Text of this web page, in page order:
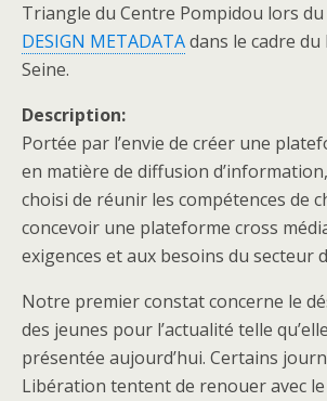
Triangle du Centre Pompidou lors du
DESIGN METADATAdans le cadre
Seine.
Description:
Portée par l’envie de créer une
en matière de diffusion
choisi de réunir les compétences de
concevoir une plateforme cross
exigences et aux besoins du secteur
Notre premier constat concerne le
des jeunes pour l’actualité telle
présentée aujourd’hui. Certains
Libération tentent de renouer avec